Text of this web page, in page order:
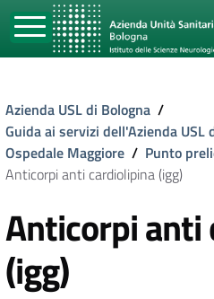
Azienda USL di Bologna /
Guida ai servizi dell'Azienda USL
Ospedale Maggiore / Punto
Anticorpi anti cardiolipina (igg)
Anticorpi anti
(igg)